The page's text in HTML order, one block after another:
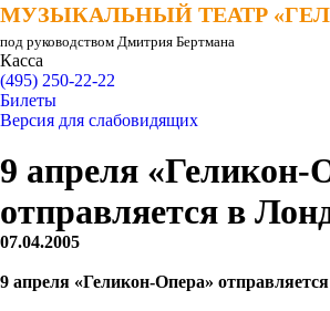
МУЗЫКАЛЬНЫЙ ТЕАТР
МУЗЫКАЛЬНЫЙ ТЕАТР
под руководством Дмитрия Бертмана
Касса
(495) 250-22-22
Билеты
Версия для слабовидящих
9 апреля «Геликон-
отправляется в
07.04.2005
9 апреля «Геликон-Опера»